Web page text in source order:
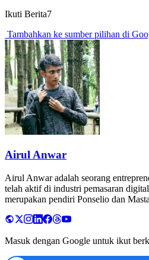
Ikuti Berita7
Tambahkan ke sumber pilihan di
Airul Anwar
Airul Anwar adalah seorang
telah aktif di industri pemasaran
merupakan pendiri Ponselio dan
Masuk dengan Google untuk ikut